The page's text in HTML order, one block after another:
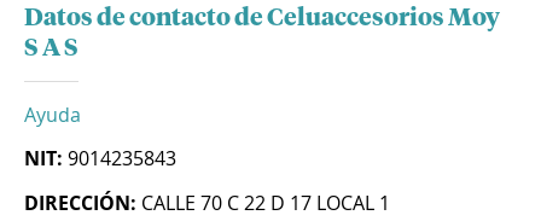
Datos de contacto de Celuaccesorios Moy
S A S
Ayuda
NIT: 9014235843
DIRECCIÓN: CALLE 70 C 22 D 17 LOCAL 1